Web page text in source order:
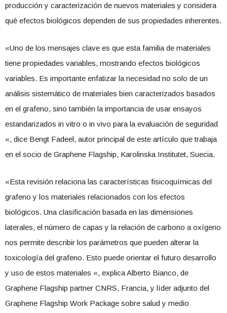
producción y caracterización de nuevos materiales y considera
qué efectos biológicos dependen de sus propiedades inherentes.
«Uno de los mensajes clave es que esta familia de materiales
tiene propiedades variables, mostrando efectos biológicos
variables. Es importante enfatizar la necesidad no solo de un
análisis sistemático de materiales bien caracterizados basados ​​
en el grafeno, sino también la importancia de usar ensayos
estandarizados in vitro o in vivo para la evaluación de seguridad
«, dice Bengt Fadeel, autor principal de este artículo que trabaja
en el socio de Graphene Flagship, Karolinska Institutet, Suecia.
«Esta revisión relaciona las características fisicoquímicas del
grafeno y los materiales relacionados con los efectos
biológicos. Una clasificación basada en las dimensiones
laterales, el número de capas y la relación de carbono a oxígeno
nos permite describir los parámetros que pueden alterar la
toxicología del grafeno. Esto puede orientar el futuro desarrollo
y uso de estos materiales «, explica Alberto Bianco, de
Graphene Flagship partner CNRS, Francia, y líder adjunto del
Graphene Flagship Work Package sobre salud y medio